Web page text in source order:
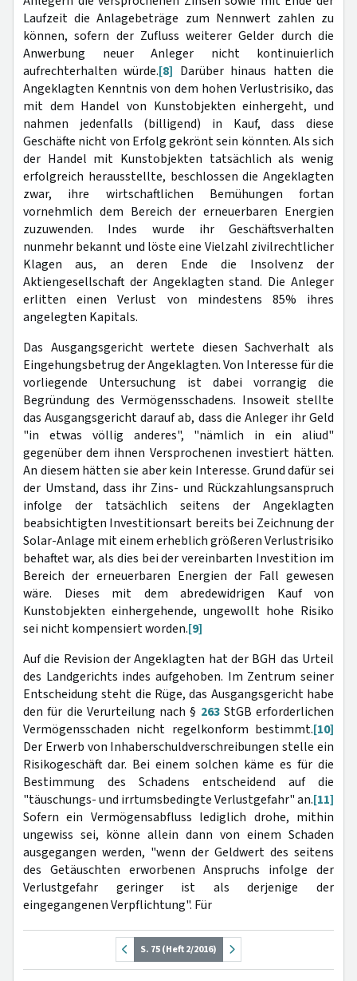
Laufzeit die Anlagebeträge zum Nennwert zahlen zu
können, sofern der Zufluss weiterer Gelder durch die
Anwerbung neuer Anleger nicht kontinuierlich
aufrechterhalten würde.[8] Darüber hinaus hatten die
Angeklagten Kenntnis von dem hohen Verlustrisiko, das
mit dem Handel von Kunstobjekten einhergeht, und
nahmen jedenfalls (billigend) in Kauf, dass diese
Geschäfte nicht von Erfolg gekrönt sein könnten. Als sich
der Handel mit Kunstobjekten tatsächlich als wenig
erfolgreich herausstellte, beschlossen die Angeklagten
zwar, ihre wirtschaftlichen Bemühungen fortan
vornehmlich dem Bereich der erneuerbaren Energien
zuzuwenden. Indes wurde ihr Geschäftsverhalten
nunmehr bekannt und löste eine Vielzahl zivilrechtlicher
Klagen aus, an deren Ende die Insolvenz der
Aktiengesellschaft der Angeklagten stand. Die Anleger
erlitten einen Verlust von mindestens 85% ihres
angelegten Kapitals.
Das Ausgangsgericht wertete diesen Sachverhalt als
Eingehungsbetrug der Angeklagten. Von Interesse für die
vorliegende Untersuchung ist dabei vorrangig die
Begründung des Vermögensschadens. Insoweit stellte
das Ausgangsgericht darauf ab, dass die Anleger ihr Geld
"in etwas völlig anderes", "nämlich in ein aliud"
gegenüber dem ihnen Versprochenen investiert hätten.
An diesem hätten sie aber kein Interesse. Grund dafür sei
der Umstand, dass ihr Zins- und Rückzahlungsanspruch
infolge der tatsächlich seitens der Angeklagten
beabsichtigten Investitionsart bereits bei Zeichnung der
Solar-Anlage mit einem erheblich größeren Verlustrisiko
behaftet war, als dies bei der vereinbarten Investition im
Bereich der erneuerbaren Energien der Fall gewesen
wäre. Dieses mit dem abredewidrigen Kauf von
Kunstobjekten einhergehende, ungewollt hohe Risiko
sei nicht kompensiert worden.[9]
Auf die Revision der Angeklagten hat der BGH das Urteil
des Landgerichts indes aufgehoben. Im Zentrum seiner
Entscheidung steht die Rüge, das Ausgangsgericht habe
den für die Verurteilung nach § 263StGB erforderlichen
Vermögensschaden nicht regelkonform bestimmt.[10]
Der Erwerb von Inhaberschuldverschreibungen stelle ein
Risikogeschäft dar. Bei einem solchen käme es für die
Bestimmung des Schadens entscheidend auf die
"täuschungs- und irrtumsbedingte Verlustgefahr" an.[11]
Sofern ein Vermögensabfluss lediglich drohe, mithin
ungewiss sei, könne allein dann von einem Schaden
ausgegangen werden, "wenn der Geldwert des seitens
des Getäuschten erworbenen Anspruchs infolge der
Verlustgefahr geringer ist als derjenige der
eingegangenen Verpflichtung". Für
S. 75 (Heft 2/2016)